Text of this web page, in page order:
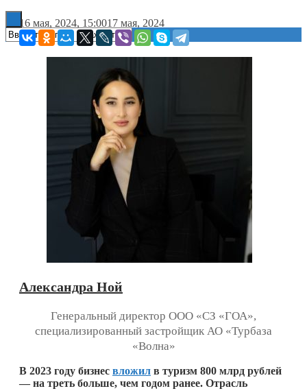
16 мая, 2024, 15:0017 мая, 2024
Александра Ной
Генеральный директор ООО «СЗ «ГОА»,
специализированный застройщик АО «Турбаза
«Волна»
В 2023 году бизнес вложил в туризм 800 млрд рублей
— на треть больше, чем годом ранее. Отрасль